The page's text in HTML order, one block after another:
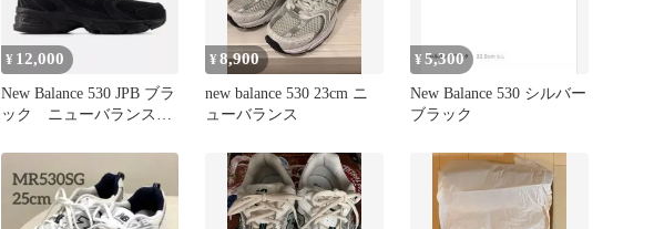
¥ 12,000
New Balance 530 JPB ブラ
ック ニューバランス
¥8,900
new balance 530 23cm ニ
ューバランス
¥ 5,300
New Balance 530 シルバー
ブラック